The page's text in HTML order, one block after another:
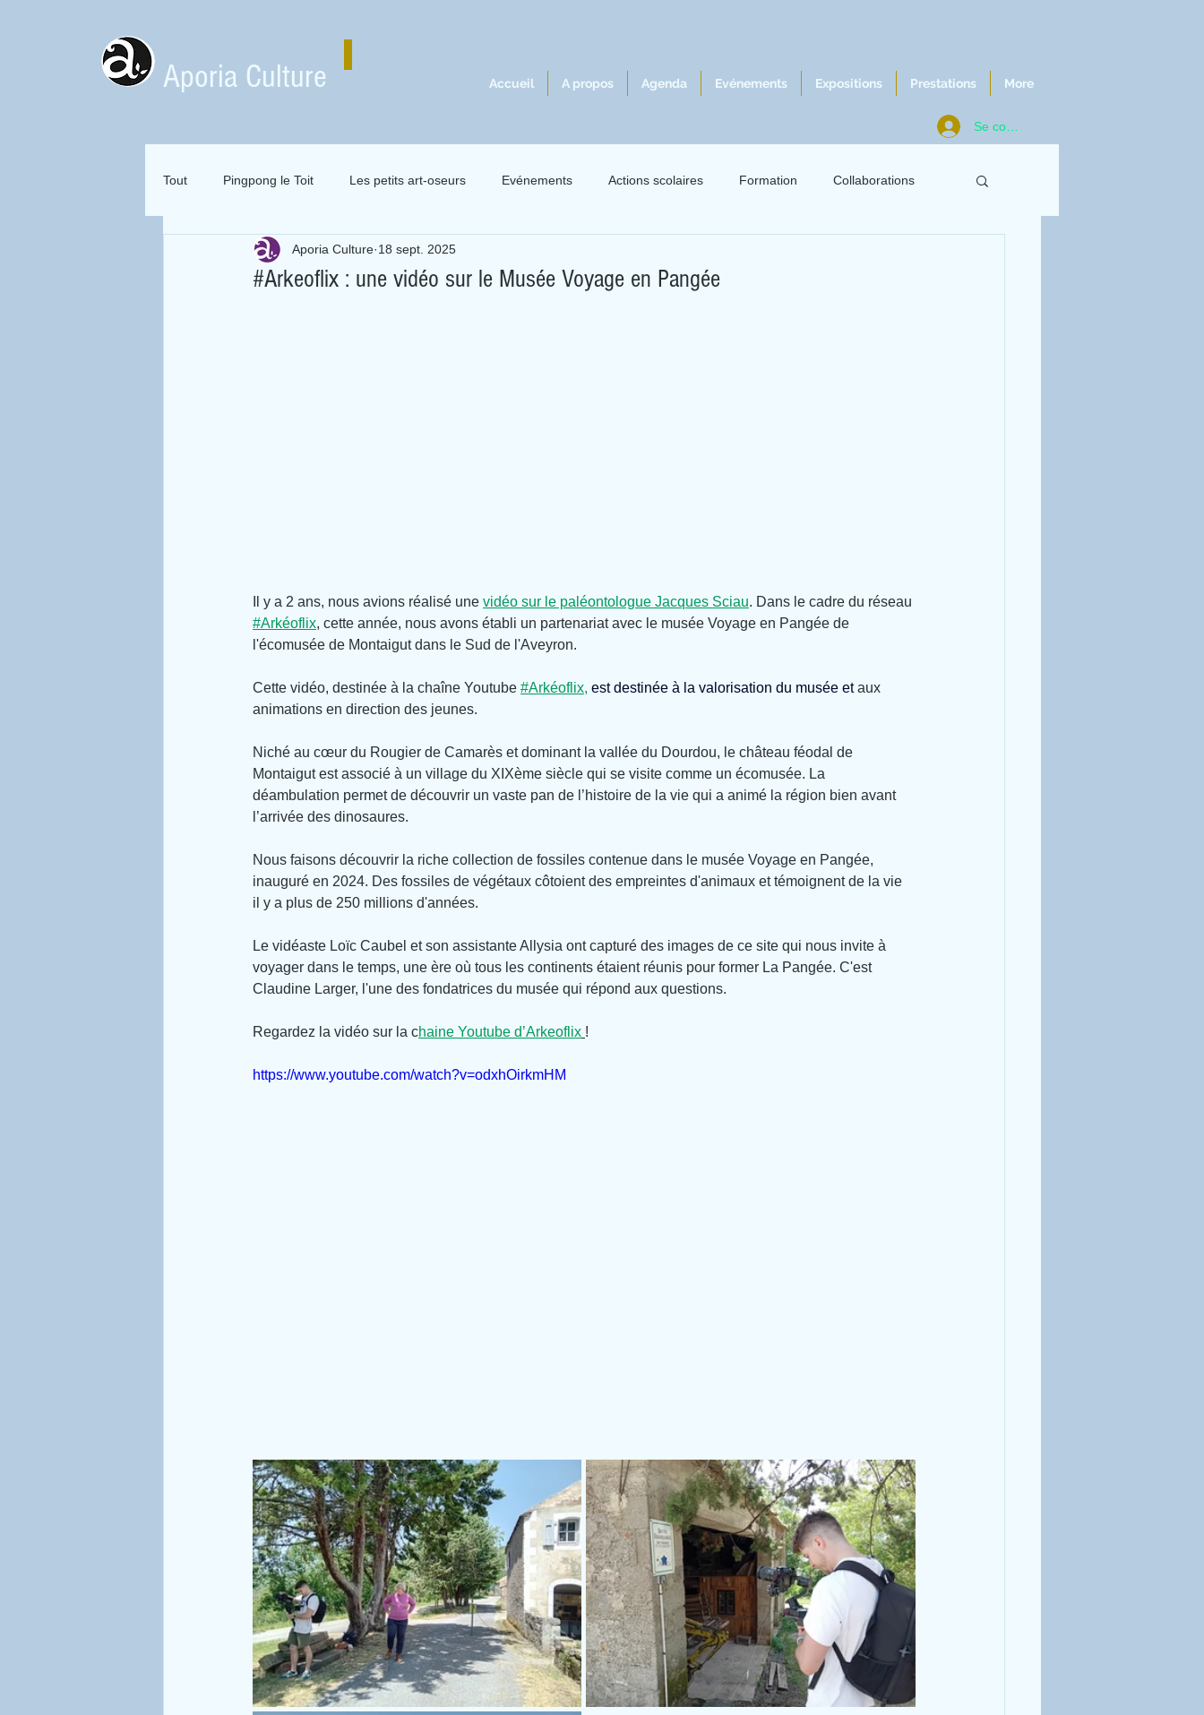
Aporia Culture Accueil A propos Agenda Evénements Expositions Prestations More
Se connecter
Tout Pingpong le Toit Les petits art-oseurs Evénements Actions scolaires Formation Collaborations
Zai Zai Zai Zai Attitude Merveilles 2021
#Arkeoflix : une vidéo sur le Musée Voyage en Pangée
Aporia Culture 18 sept. 2025
Il y a 2 ans, nous avions réalisé une vidéo sur le paléontologue Jacques Sciau. Dans le cadre du réseau
#Arkéoflix, cette année, nous avons établi un partenariat avec le musée Voyage en Pangée de
l'écomusée de Montaigut dans le Sud de l'Aveyron.
Cette vidéo, destinée à la chaîne Youtube #Arkéoflix, est destinée à la valorisation du musée et aux
animations en direction des jeunes.
Niché au cœur du Rougier de Camarès et dominant la vallée du Dourdou, le château féodal de
Montaigut est associé à un village du XIXème siècle qui se visite comme un écomusée. La
déambulation permet de découvrir un vaste pan de l’histoire de la vie qui a animé la région bien avant
l’arrivée des dinosaures.
Nous faisons découvrir la riche collection de fossiles contenue dans le musée Voyage en Pangée,
inauguré en 2024. Des fossiles de végétaux côtoient des empreintes d'animaux et témoignent de la vie
il y a plus de 250 millions d'années.
Le vidéaste Loïc Caubel et son assistante Allysia ont capturé des images de ce site qui nous invite à
voyager dans le temps, une ère où tous les continents étaient réunis pour former La Pangée. C'est
Claudine Larger, l'une des fondatrices du musée qui répond aux questions.
Regardez la vidéo sur la chaine Youtube d’Arkeoflix !
https://www.youtube.com/watch?v=odxhOirkmHM